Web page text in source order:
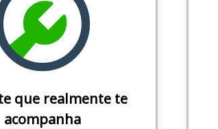
que realmente te
acompanha